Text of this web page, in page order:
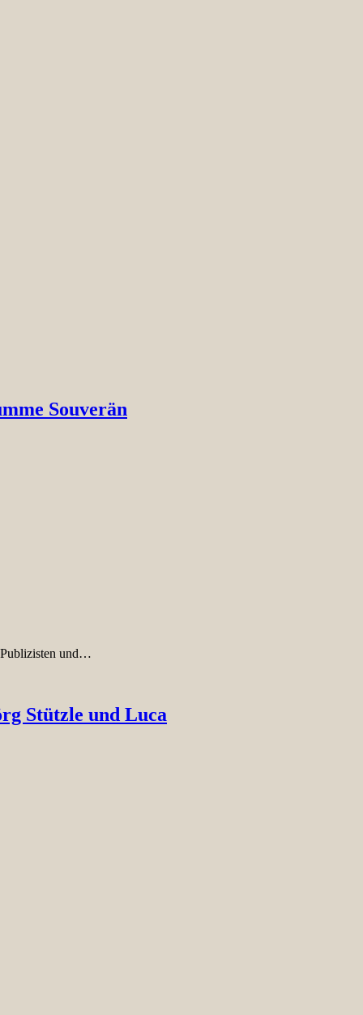
Souverän
Publizisten und…
Stützle und Luca